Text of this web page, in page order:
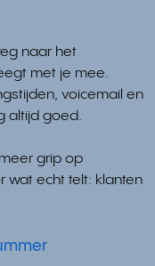
naar het
met je mee.
voicemail en
altijd goed.
grip op
wat echt telt: klanten